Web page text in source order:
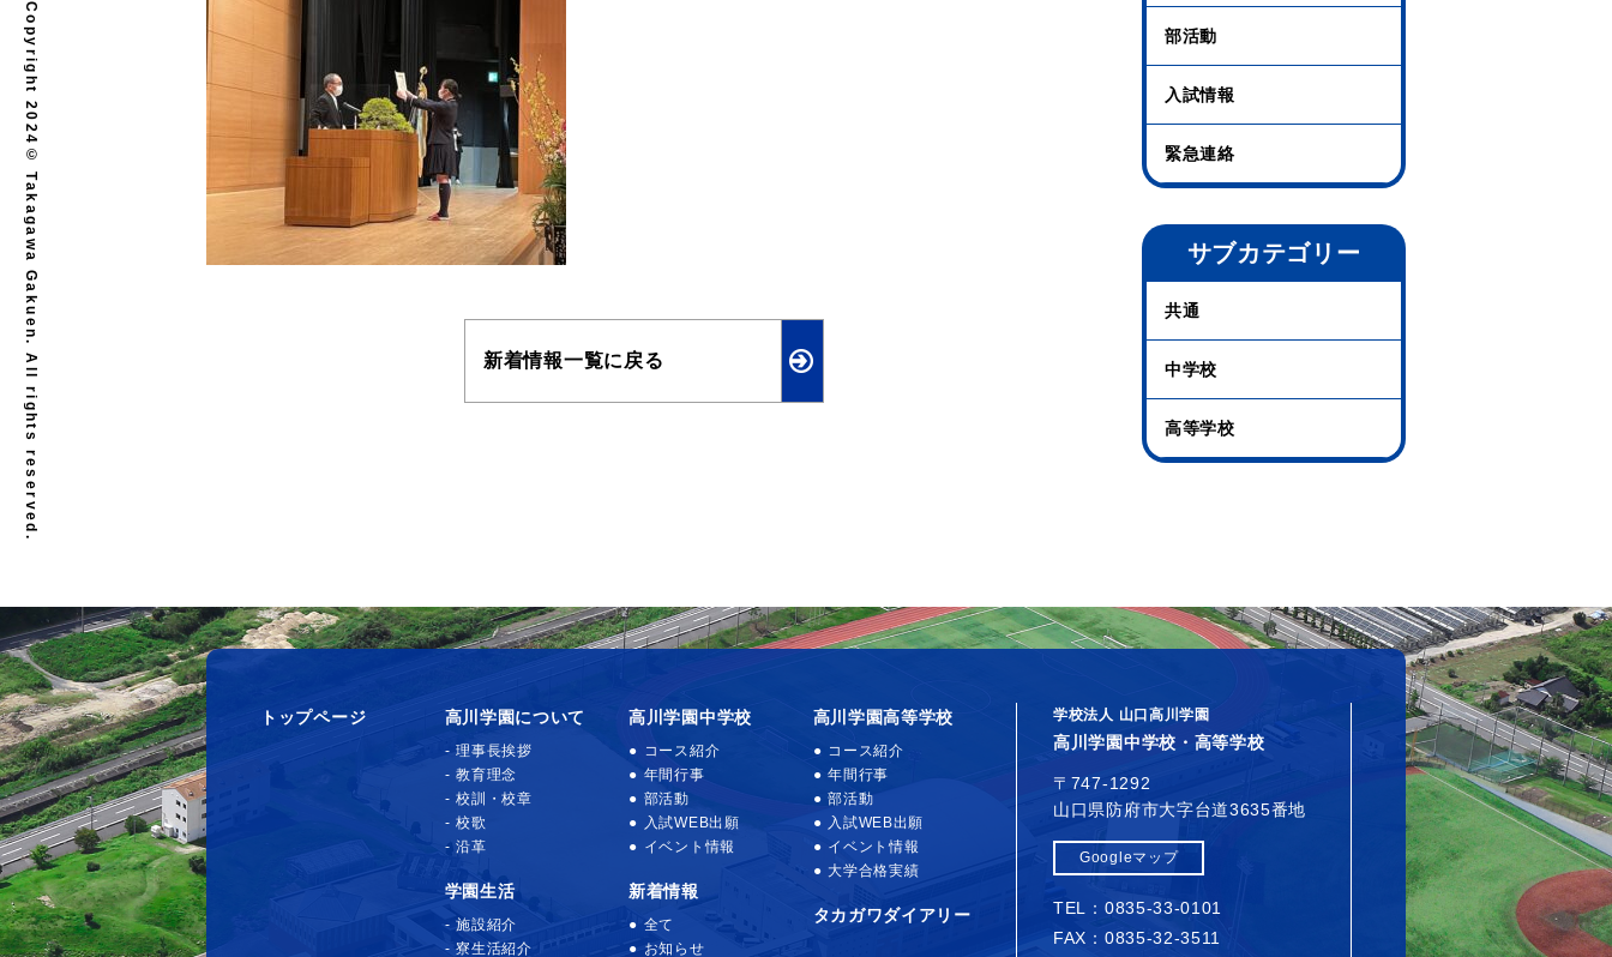
新着情報一覧に戻る
部活動
入試情報
緊急連絡
サブカテゴリー
共通
中学校
高等学校
トップページ 高川学園について
理事長挨拶
教育理念
校訓・校章
校歌
沿革
学園生活
施設紹介
寮生活紹介
高川学園中学校
コース紹介
年間行事
部活動
入試WEB出願
イベント情報
新着情報
全て
お知らせ
高川学園高等学校
コース紹介
年間行事
部活動
入試WEB出願
イベント情報
大学合格実績
タカガワダイアリー
学校法人 山口高川学園
高川学園中学校・高等学校
〒747-1292
山口県防府市大字台道3635番地
Googleマップ
TEL：0835-33-0101
FAX：0835-32-3511
Copyright 2024© Takagawa Gakuen. All rights reserved.